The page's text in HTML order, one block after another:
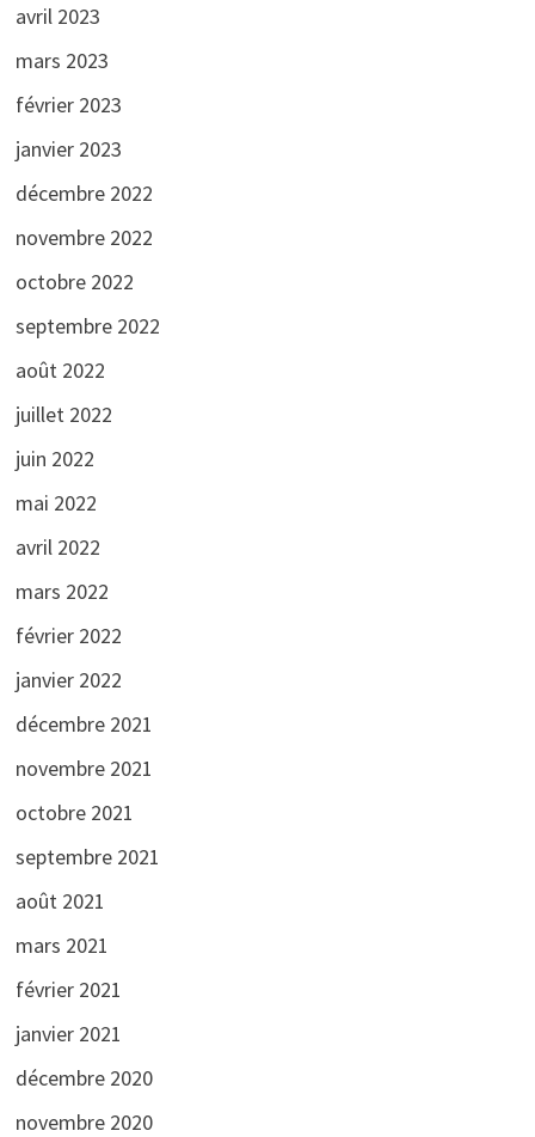
avril 2023
mars 2023
février 2023
janvier 2023
décembre 2022
novembre 2022
octobre 2022
septembre 2022
août 2022
juillet 2022
juin 2022
mai 2022
avril 2022
mars 2022
février 2022
janvier 2022
décembre 2021
novembre 2021
octobre 2021
septembre 2021
août 2021
mars 2021
février 2021
janvier 2021
décembre 2020
novembre 2020